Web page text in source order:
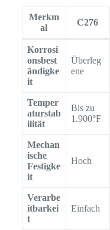
Merkm
al
C276
Korrosi
onsbest
ändigke
it
Überleg
ene
Temper
aturstab
ilität
Bis zu
1.900°F
Mechan
ische
Festigke
it
Hoch
Verarbe
itbarkei
t
Einfach